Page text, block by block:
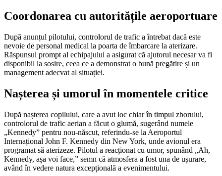
Coordonarea cu autoritățile aeroportuare
După anunțul pilotului, controlorul de trafic a întrebat dacă este
nevoie de personal medical la poarta de îmbarcare la aterizare.
Răspunsul prompt al echipajului a asigurat că ajutorul necesar va fi
disponibil la sosire, ceea ce a demonstrat o bună pregătire și un
management adecvat al situației.
Nașterea și umorul în momentele critice
După nașterea copilului, care a avut loc chiar în timpul zborului,
controlorul de trafic aerian a făcut o glumă, sugerând numele
„Kennedy” pentru nou-născut, referindu-se la Aeroportul
Internațional John F. Kennedy din New York, unde avionul era
programat să aterizeze. Pilotul a reacționat cu umor, spunând „Ah,
Kennedy, așa voi face,” semn că atmosfera a fost una de ușurare,
având în vedere natura excepțională a evenimentului.